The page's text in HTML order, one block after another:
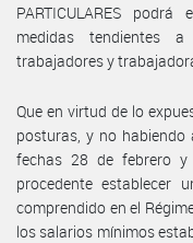
PARTICULARES
medidas tendientes
trabajadores y
Que en virtud de lo
posturas, y no
fechas 28 de febrero
procedente establecer
comprendido en el
los salarios mínimos